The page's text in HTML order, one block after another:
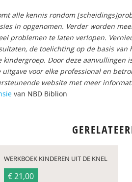
alle kennis rondom
in opgenomen. Verder worden
problemen te laten verlopen.
de toelichting op de basis
kindergroep. Door deze aanvullingen
uitgave voor elke professional en
website met meer
van NBD Biblion
WERKBOEK KINDEREN UIT DE KNEL
€ 21,00